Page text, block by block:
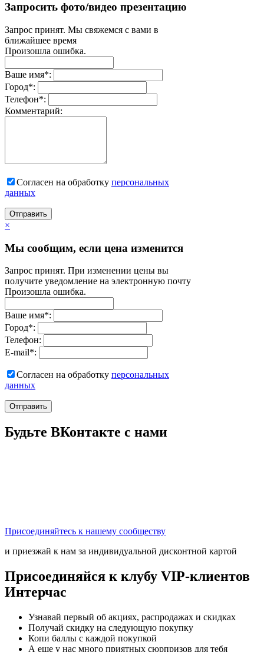
Запросить фото/видео презентацию
Запрос принят. Мы свяжемся с вами в
ближайшее время
Произошла ошибка.
Ваше имя*:
Город*:
Телефон*:
Комментарий:
Согласен на обработку персональныx
данных
Отправить
×
Мы сообщим, если цена изменится
Запрос принят. При изменении цены вы
получите уведомление на электронную почту
Произошла ошибка.
Ваше имя*:
Город*:
Телефон:
E-mail*:
Согласен на обработку персональныx
данных
Отправить
Будьте ВКонтакте с нами
Присоединяйтесь к нашему сообществу
и приезжай к нам за индивидуальной дисконтной картой
Присоединяйся к клубу VIP-клиентов
Интерчас
Узнавай первый об акциях, распродажах и скидках
Получай скидку на следующую покупку
Копи баллы с каждой покупкой
А еще у нас много приятных сюрпризов для тебя